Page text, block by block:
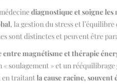
diagnostique et soigne les
, la gestion du stress et
sont distinctes et peuvent être
entre magnétisme et thérapie
« soulagement » et un rééquilibrage
en traitantla cause racine,